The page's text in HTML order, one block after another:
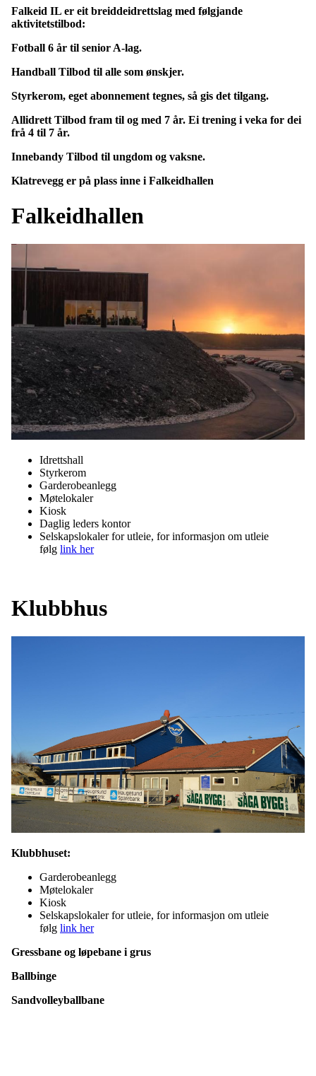
Falkeid IL er eit breiddeidrettslag med følgjande
aktivitetstilbod:
Fotball 6 år til senior A-lag.
Handball Tilbod til alle som ønskjer.
Styrkerom, eget abonnement tegnes, så gis det tilgang.
Allidrett Tilbod fram til og med 7 år. Ei trening i veka for dei
frå 4 til 7 år.
Innebandy Tilbod til ungdom og vaksne.
Klatrevegg er på plass inne i Falkeidhallen
Falkeidhallen
Idrettshall
Styrkerom
Garderobeanlegg
Møtelokaler
Kiosk
Daglig leders kontor
Selskapslokaler for utleie, for informasjon om utleie
følg link her
Klubbhus
Klubbhuset:
Garderobeanlegg
Møtelokaler
Kiosk
Selskapslokaler for utleie, for informasjon om utleie
følg link her
Gressbane og løpebane i grus
Ballbinge
Sandvolleyballbane